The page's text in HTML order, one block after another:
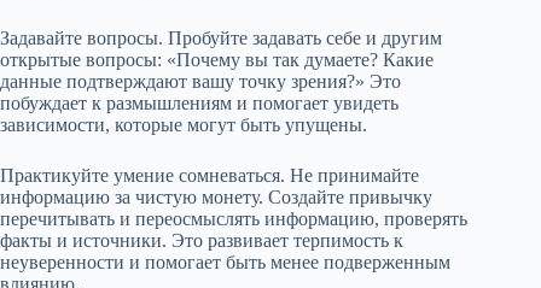
Задавайте вопросы. Пробуйте задавать себе и другим
открытые вопросы: «Почему вы так думаете? Какие
данные подтверждают вашу точку зрения?» Это
побуждает к размышлениям и помогает увидеть
зависимости, которые могут быть упущены.
Практикуйте умение сомневаться. Не принимайте
информацию за чистую монету. Создайте привычку
перечитывать и переосмыслять информацию, проверять
факты и источники. Это развивает терпимость к
неуверенности и помогает быть менее подверженным